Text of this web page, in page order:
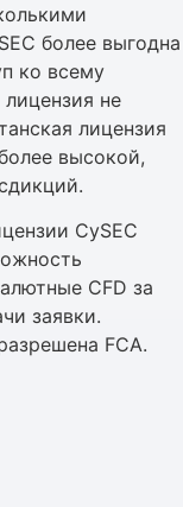
более выгодна
ко всему
не
лицензия
высокой,
CySEC
CFD за
заявки.
FCA.